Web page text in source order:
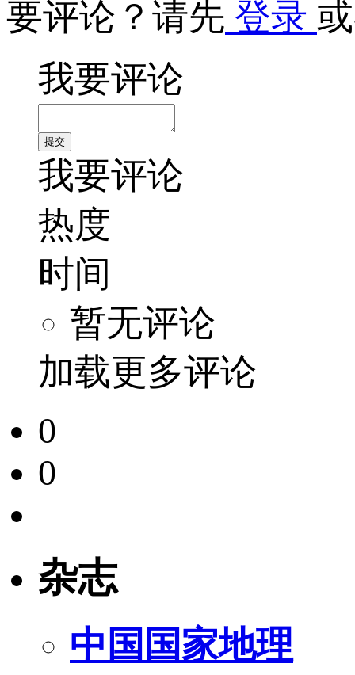
要评论？请先 登录
我要评论
我要评论
热度
时间
暂无评论
加载更多评论
0
0
杂志
中国国家地理